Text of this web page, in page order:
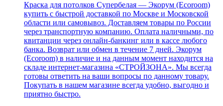
Краска для потолков Супербелая — Экорум (Ecoroom)
купить с быстрой доставкой по Москве и Московской
области или самовывоз. Доставляем товары по России
через транспортную компанию. Оплата наличными, по
квитанции через онлайн-банкинг или в кассе любого
банка. Возврат или обмен в течение 7 дней. Экорум
(Ecoroom) в наличие и на данным момент находится на
складе интернет-магазина «СТРОЙЗОНА». Мы всегда
готовы ответить на ваши вопросы по данному товару.
Покупать в нашем магазине всегда удобно, выгодно и
приятно быстро.